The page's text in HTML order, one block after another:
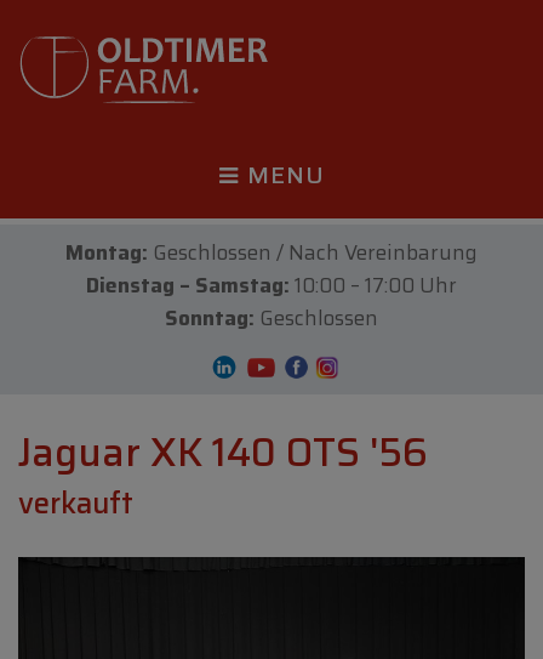
MENU
Montag: Geschlossen / Nach Vereinbarung
Dienstag – Samstag:10:00 – 17:00 Uhr
Sonntag: Geschlossen
Jaguar XK 140 OTS '56
verkauft